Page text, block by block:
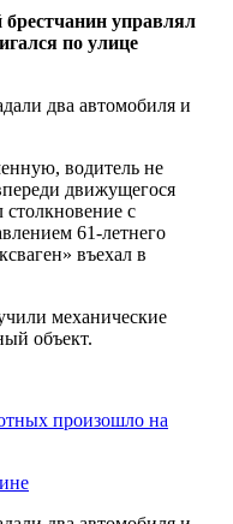
брестчанин управлял
по улице
водитель не
движущегося
столкновение с
61-летнего
въехал в
механические
объект.
произошло на